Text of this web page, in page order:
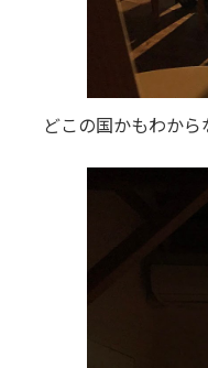
どこの国かもわから